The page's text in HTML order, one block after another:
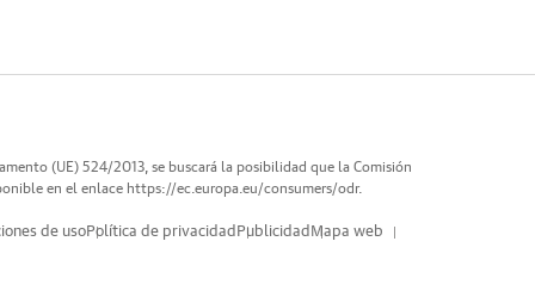
(UE) 524/2013, se buscará la posibilidad que la Comisión
en el enlace https://ec.europa.eu/consumers/odr.
de usoPolítica de privacidad Publicidad Mapa web